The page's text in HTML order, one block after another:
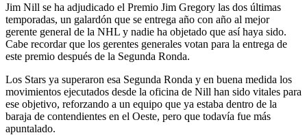
Jim Nill se ha adjudicado el Premio Jim Gregory las dos últimas
temporadas, un galardón que se entrega año con año al mejor
gerente general de la NHL y nadie ha objetado que así haya sido.
Cabe recordar que los gerentes generales votan para la entrega de
este premio después de la Segunda Ronda.
Los Stars ya superaron esa Segunda Ronda y en buena medida los
movimientos ejecutados desde la oficina de Nill han sido vitales para
ese objetivo, reforzando a un equipo que ya estaba dentro de la
baraja de contendientes en el Oeste, pero que todavía fue más
apuntalado.